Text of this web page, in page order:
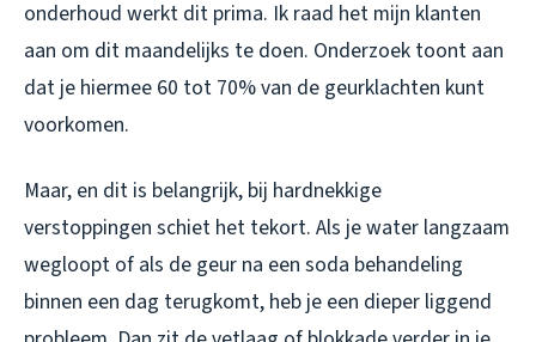
onderhoud werkt dit prima. Ik raad het mijn klanten
aan om dit maandelijks te doen. Onderzoek toont aan
dat je hiermee 60 tot 70% van de geurklachten kunt
voorkomen.
Maar, en dit is belangrijk, bij hardnekkige
verstoppingen schiet het tekort. Als je water langzaam
wegloopt of als de geur na een soda behandeling
binnen een dag terugkomt, heb je een dieper liggend